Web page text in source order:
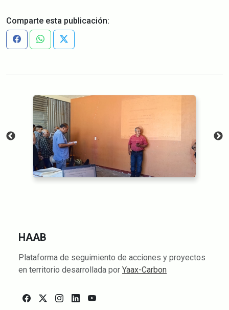
Comparte esta publicación:
HAAB
Plataforma de seguimiento de acciones y proyectos
en territorio desarrollada por Yaax-Carbon